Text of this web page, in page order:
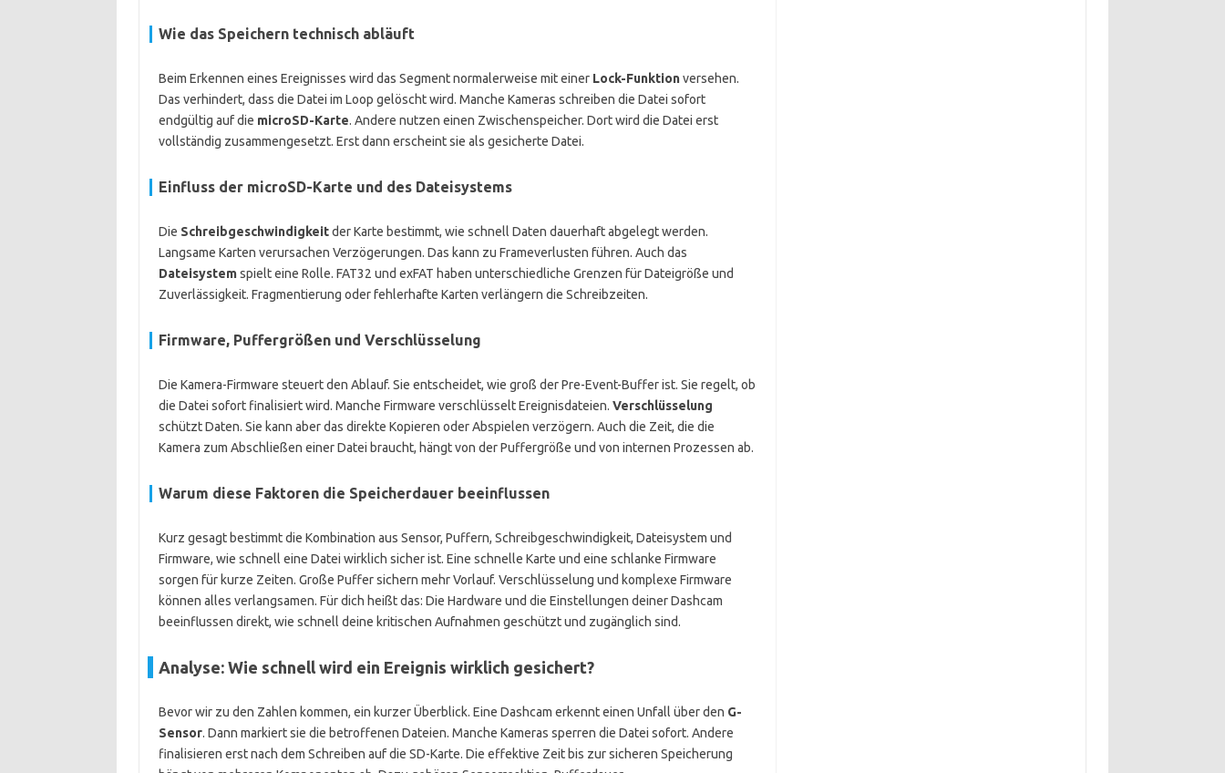
Wie das Speichern technisch abläuft
Beim Erkennen eines Ereignisses wird das Segment normalerweise mit einer Lock-Funktionversehen.
Das verhindert, dass die Datei im Loop gelöscht wird. Manche Kameras schreiben die Datei sofort
endgültig auf die microSD-Karte. Andere nutzen einen Zwischenspeicher. Dort wird die Datei erst
vollständig zusammengesetzt. Erst dann erscheint sie als gesicherte Datei.
Einfluss der microSD-Karte und des Dateisystems
Die Schreibgeschwindigkeitder Karte bestimmt, wie schnell Daten dauerhaft abgelegt werden.
Langsame Karten verursachen Verzögerungen. Das kann zu Frameverlusten führen. Auch das
Dateisystemspielt eine Rolle. FAT32 und exFAT haben unterschiedliche Grenzen für Dateigröße und
Zuverlässigkeit. Fragmentierung oder fehlerhafte Karten verlängern die Schreibzeiten.
Firmware, Puffergrößen und Verschlüsselung
Die Kamera-Firmware steuert den Ablauf. Sie entscheidet, wie groß der Pre-Event-Buffer ist. Sie regelt, ob
die Datei sofort finalisiert wird. Manche Firmware verschlüsselt Ereignisdateien. Verschlüsselung
schützt Daten. Sie kann aber das direkte Kopieren oder Abspielen verzögern. Auch die Zeit, die die
Kamera zum Abschließen einer Datei braucht, hängt von der Puffergröße und von internen Prozessen ab.
Warum diese Faktoren die Speicherdauer beeinflussen
Kurz gesagt bestimmt die Kombination aus Sensor, Puffern, Schreibgeschwindigkeit, Dateisystem und
Firmware, wie schnell eine Datei wirklich sicher ist. Eine schnelle Karte und eine schlanke Firmware
sorgen für kurze Zeiten. Große Puffer sichern mehr Vorlauf. Verschlüsselung und komplexe Firmware
können alles verlangsamen. Für dich heißt das: Die Hardware und die Einstellungen deiner Dashcam
beeinflussen direkt, wie schnell deine kritischen Aufnahmen geschützt und zugänglich sind.
Analyse: Wie schnell wird ein Ereignis wirklich gesichert?
Bevor wir zu den Zahlen kommen, ein kurzer Überblick. Eine Dashcam erkennt einen Unfall über den G-
Sensor. Dann markiert sie die betroffenen Dateien. Manche Kameras sperren die Datei sofort. Andere
finalisieren erst nach dem Schreiben auf die SD-Karte. Die effektive Zeit bis zur sicheren Speicherung